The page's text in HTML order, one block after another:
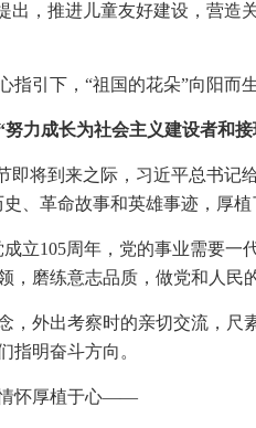
出，推进儿童友好建设，营
指引下，“祖国的花朵”向阳而
力成长为社会主义建设者和接
即将到来之际，习近平总书
、革命故事和英雄事迹，厚
立105周年，党的事业需要
，磨练意志品质，做党和人民
，外出考察时的亲切交流，
指明奋斗方向。
怀厚植于心——